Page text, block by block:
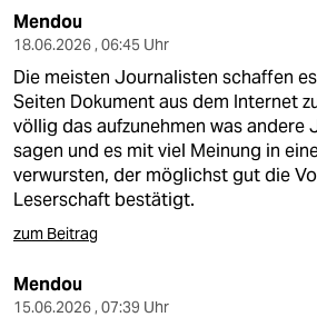
Mendou
18.06.2026 , 06:45 Uhr
Die meisten Journalisten schaffen
Seiten Dokument aus dem Internet
völlig das aufzunehmen was andere
sagen und es mit viel Meinung in
verwursten, der möglichst gut die
Leserschaft bestätigt.
zum Beitrag
Mendou
15.06.2026 , 07:39 Uhr